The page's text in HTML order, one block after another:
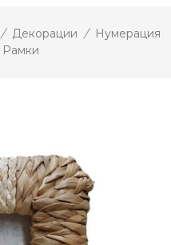
/ Декорации / Нумерация
Рамки